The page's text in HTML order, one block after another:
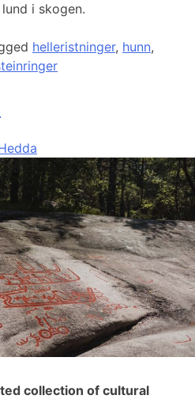
i skogen.
helleristninger, hunn,
collection of cultural